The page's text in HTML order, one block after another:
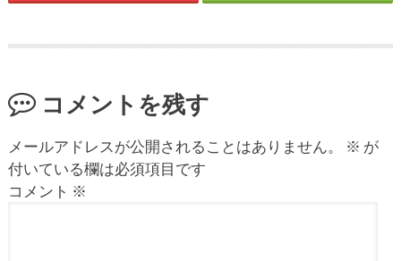
コメントを残す
メールアドレスが公開されることはありません。 ※ が
付いている欄は必須項目です
コメント ※